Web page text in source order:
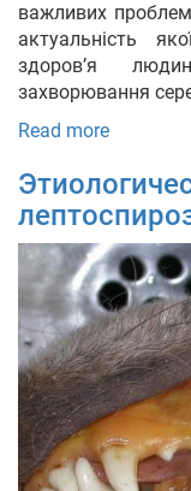
важливих
актуальність
здоров’я
захворювання
Read more